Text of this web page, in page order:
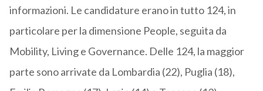
informazioni. Le candidature erano in tutto 124, in
particolare per la dimensione People, seguita da
Mobility, Living e Governance. Delle 124, la maggior
parte sono arrivate da Lombardia (22), Puglia (18),